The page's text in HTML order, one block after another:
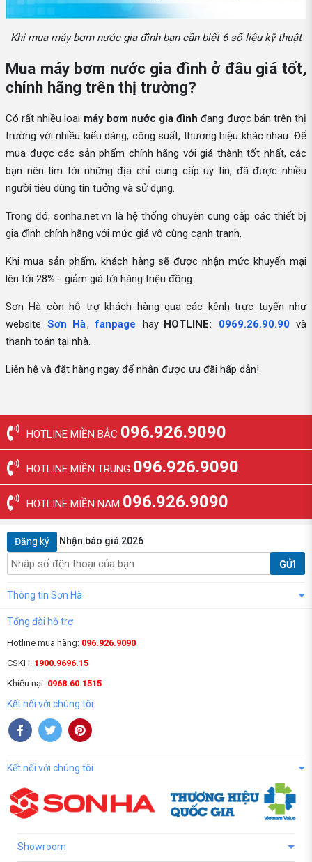
Khi mua máy bơm nước gia đình bạn cần biết 6 số liệu kỹ thuật
Mua máy bơm nước gia đình ở đâu giá tốt,
chính hãng trên thị trường?
Có rất nhiều loại máy bơm nước gia đình đang được bán trên thị
trường với nhiều kiểu dáng, công suất, thương hiệu khác nhau. Để
mua được các sản phẩm chính hãng với giá thành tốt nhất, các
bạn nên tìm tới những địa chỉ cung cấp uy tín, đã được nhiều
người tiêu dùng tin tưởng và sử dụng.
Trong đó, sonha.net.vn là hệ thống chuyên cung cấp các thiết bị
gia đình chính hãng với mức giá vô cùng cạnh tranh.
Khi mua sản phẩm, khách hàng sẽ được nhận mức khuyến mại
lên tới 28% - giảm giá tới hàng triệu đồng.
Sơn Hà còn hỗ trợ khách hàng qua các kênh trực tuyến như
website Sơn Hà, fanpage hay HOTLINE: 0969.26.90.90 và
thanh toán tại nhà.
Liên hệ và đặt hàng ngay để nhận được ưu đãi hấp dẫn!
HOTLINE MIỀN BẮC 096.926.9090
HOTLINE MIỀN TRUNG 096.926.9090
HOTLINE MIỀN NAM 096.926.9090
Đăng ký Nhận báo giá 2026
GỬI
Thông tin Sơn Hà
Tổng đài hỗ trợ
Hotline mua hàng: 096.926.9090
CSKH: 1900.9696.15
Khiếu nại: 0968.60.1515
Kết nối với chúng tôi
Kết nối với chúng tôi
Showroom